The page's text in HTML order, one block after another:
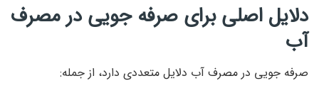
دلایل اصلی برای صرفه جویی در مصرف
آب
صرفه جویی در مصرف آب دلایل متعددی دارد، از جمله: